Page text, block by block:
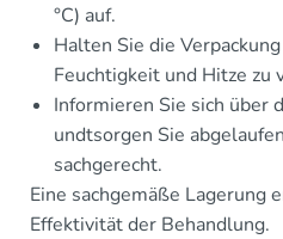
°C) auf.
Halten Sie die
Feuchtigkeit und Hitze zu
Informieren Sie sich über
undtsorgen Sie
sachgerecht.
Eine sachgemäße Lagerung
Effektivität der Behandlung.